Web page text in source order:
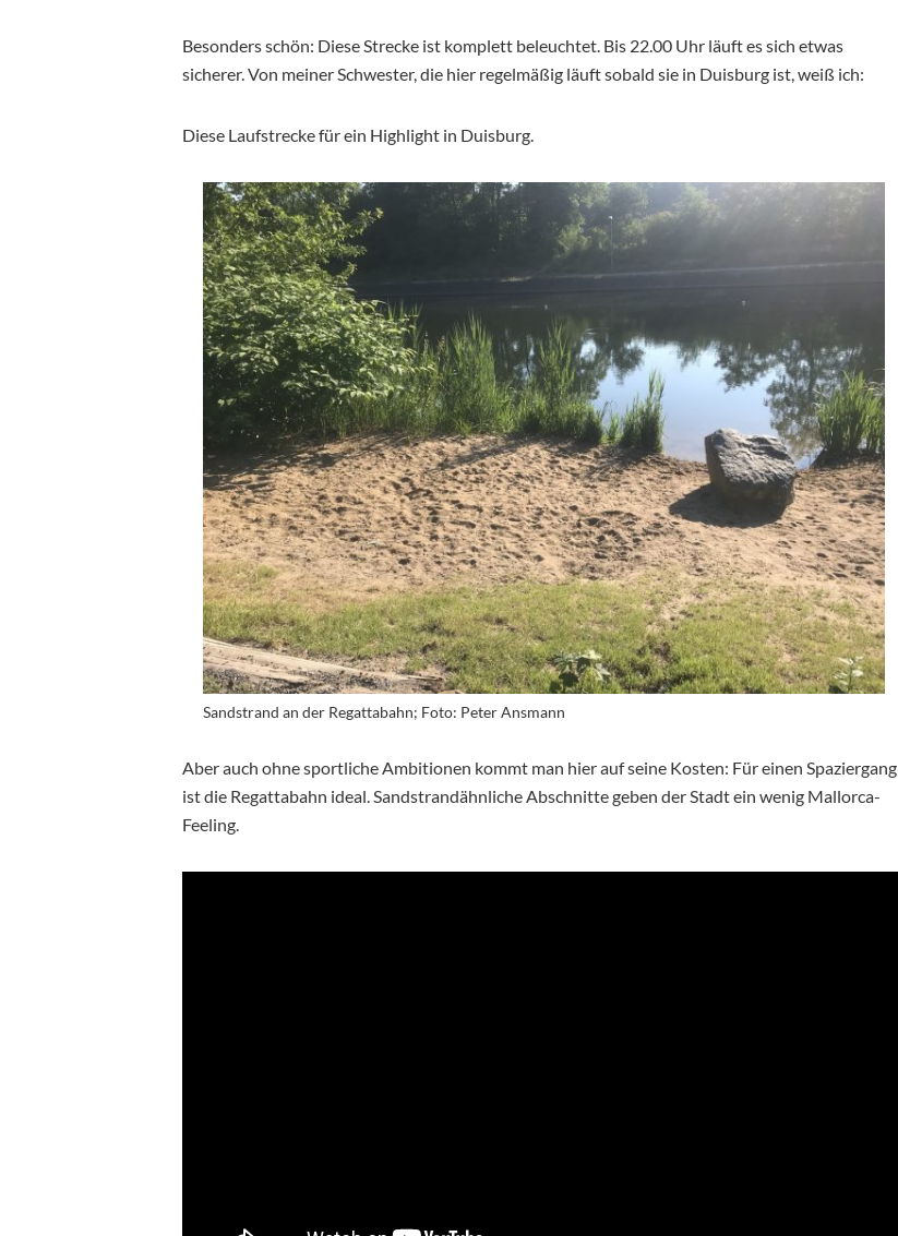
Besonders schön: Diese Strecke ist komplett beleuchtet. Bis 22.00 Uhr läuft es sich etwas
sicherer. Von meiner Schwester, die hier regelmäßig läuft sobald sie in Duisburg ist, weiß ich:
Diese Laufstrecke für ein Highlight in Duisburg.
Sandstrand an der Regattabahn; Foto: Peter Ansmann
Aber auch ohne sportliche Ambitionen kommt man hier auf seine Kosten: Für einen Spaziergang
ist die Regattabahn ideal. Sandstrandähnliche Abschnitte geben der Stadt ein wenig Mallorca-
Feeling.